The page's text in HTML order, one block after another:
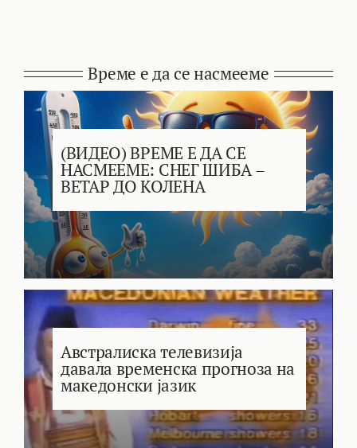
Време е да се насмееме
(ВИДЕО) ВРЕМЕ Е ДА СЕ
НАСМЕЕМЕ: СНЕГ ШИБА –
ВЕТАР ДО КОЛЕНА
Австралиска телевизија
давала временска прогноза на
македонски јазик